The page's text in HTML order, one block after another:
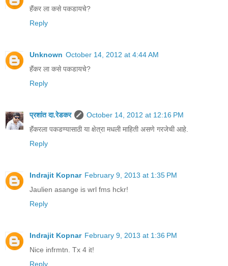
हॅंकर ला कसे पकडायचे?
Reply
Unknown October 14, 2012 at 4:44 AM
हॅंकर ला कसे पकडायचे?
Reply
प्रशांत दा.रेडकर
October 14, 2012 at 12:16 PM
हॅंकरला पकडण्यासाठी या क्षेत्रा मधली माहिती असणे गरजेची आहे.
Reply
Indrajit Kopnar February 9, 2013 at 1:35 PM
Jaulien asange is wrl fms hckr!
Reply
Indrajit Kopnar February 9, 2013 at 1:36 PM
Nice infrmtn. Tx 4 it!
Reply